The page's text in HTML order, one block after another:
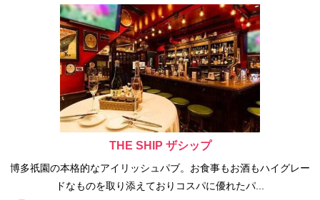
THE SHIP ザシップ
博多祇園の本格的なアイリッシュパブ。お食事もお酒もハイグレー
ドなものを取り添えておりコスパに優れたパ...